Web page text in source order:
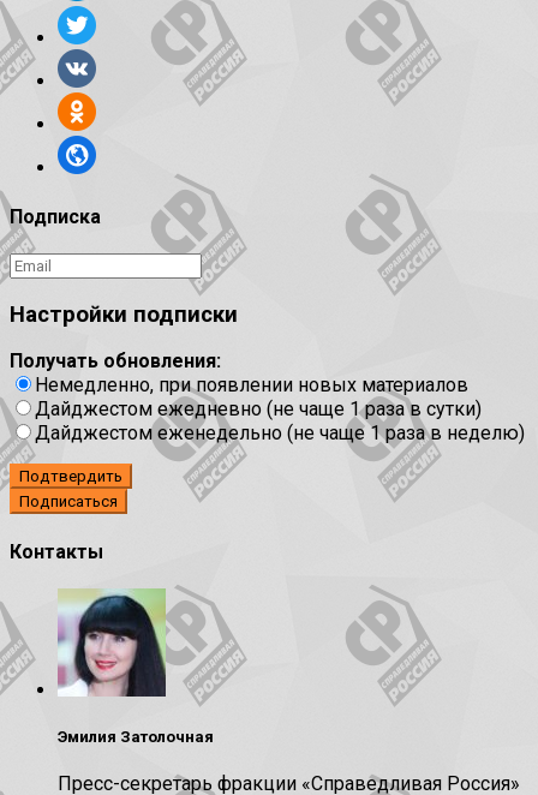
Подписка
Настройки подписки
Получать обновления:
Немедленно, при появлении новых материалов
Дайджестом ежедневно (не чаще 1 раза в сутки)
Дайджестом еженедельно (не чаще 1 раза в неделю)
Подтвердить
Контакты
Эмилия Затолочная
Пресс-секретарь фракции «Справедливая Россия»